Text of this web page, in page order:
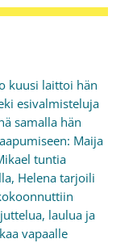
kuusi laittoi hän
esivalmisteluja
samalla hän
Maija
tuntia
Helena tarjoili
laulua ja
vapaalle